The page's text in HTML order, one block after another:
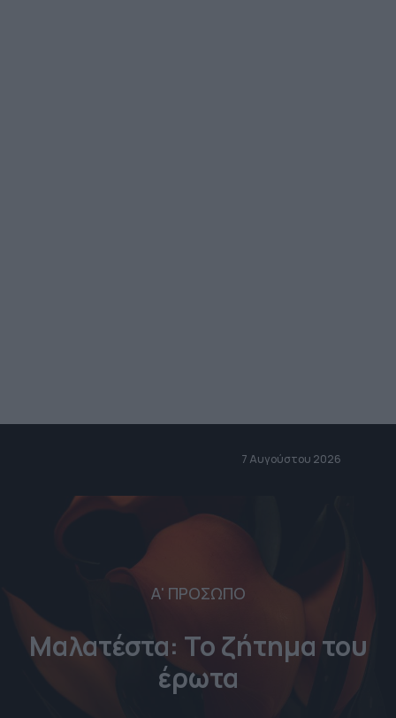
7 Αυγούστου 2026
Α' ΠΡΟΣΩΠΟ
Μαλατέστα: Το ζήτημα του
έρωτα